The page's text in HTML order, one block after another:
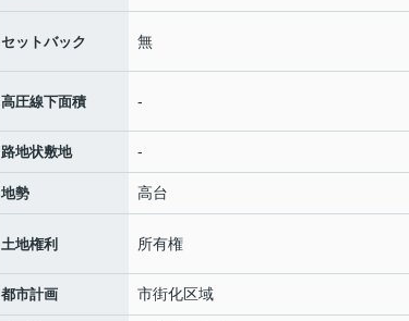
セットバック 無
高圧線下面積 -
路地状敷地 -
地勢 高台
土地権利 所有権
都市計画 市街化区域